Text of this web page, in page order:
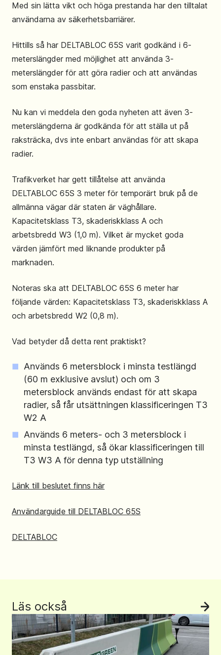
Med sin lätta vikt och höga prestanda har den tilltalat
användarna av säkerhetsbarriärer.
Hittills så har DELTABLOC 65S varit godkänd i 6-
meterslängder med möjlighet att använda 3-
meterslängder för att göra radier och att användas
som enstaka passbitar.
Nu kan vi meddela den goda nyheten att även 3-
meterslängderna är godkända för att ställa ut på
raksträcka, dvs inte enbart användas för att skapa
radier.
Trafikverket har gett tillåtelse att använda
DELTABLOC 65S 3 meter för temporärt bruk på de
allmänna vägar där staten är väghållare.
Kapacitetsklass T3, skaderiskklass A och
arbetsbredd W3 (1,0 m). Vilket är mycket goda
värden jämfört med liknande produkter på
marknaden.
Noteras ska att DELTABLOC 65S 6 meter har
följande värden: Kapacitetsklass T3, skaderiskklass A
och arbetsbredd W2 (0,8 m).
Vad betyder då detta rent praktiskt?
Används 6 metersblock i minsta testlängd
(60 m exklusive avslut) och om 3
metersblock används endast för att skapa
radier, så får utsättningen klassificeringen T3
W2 A
Används 6 meters- och 3 metersblock i
minsta testlängd, så ökar klassificeringen till
T3 W3 A för denna typ utställning
Länk till beslutet finns här
Användarguide till DELTABLOC 65S
DELTABLOC
Läs också Se